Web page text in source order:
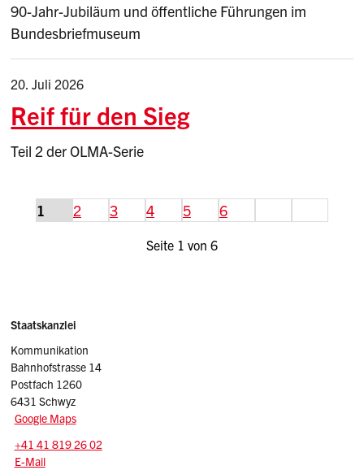
90-Jahr-Jubiläum und öffentliche Führungen im
Bundesbriefmuseum
Reif für den Sieg
20. Juli 2026
Teil 2 der OLMA-Serie
1 2 3 4 5 6
Seite 1 von 6
Sidebar
Adresse
Staatskanzlei
Kommunikation
Bahnhofstrasse 14
Postfach 1260
6431 Schwyz
Google Maps
Tel.:
+41 41 819 26 02
E-Mail: info
E-Mail